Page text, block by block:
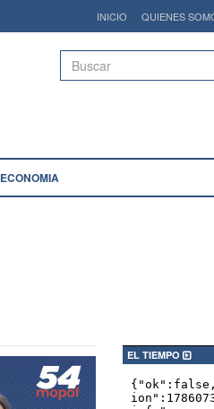
INICIO QUIENES
Buscar
ECONOMIA
EL TIEMPO